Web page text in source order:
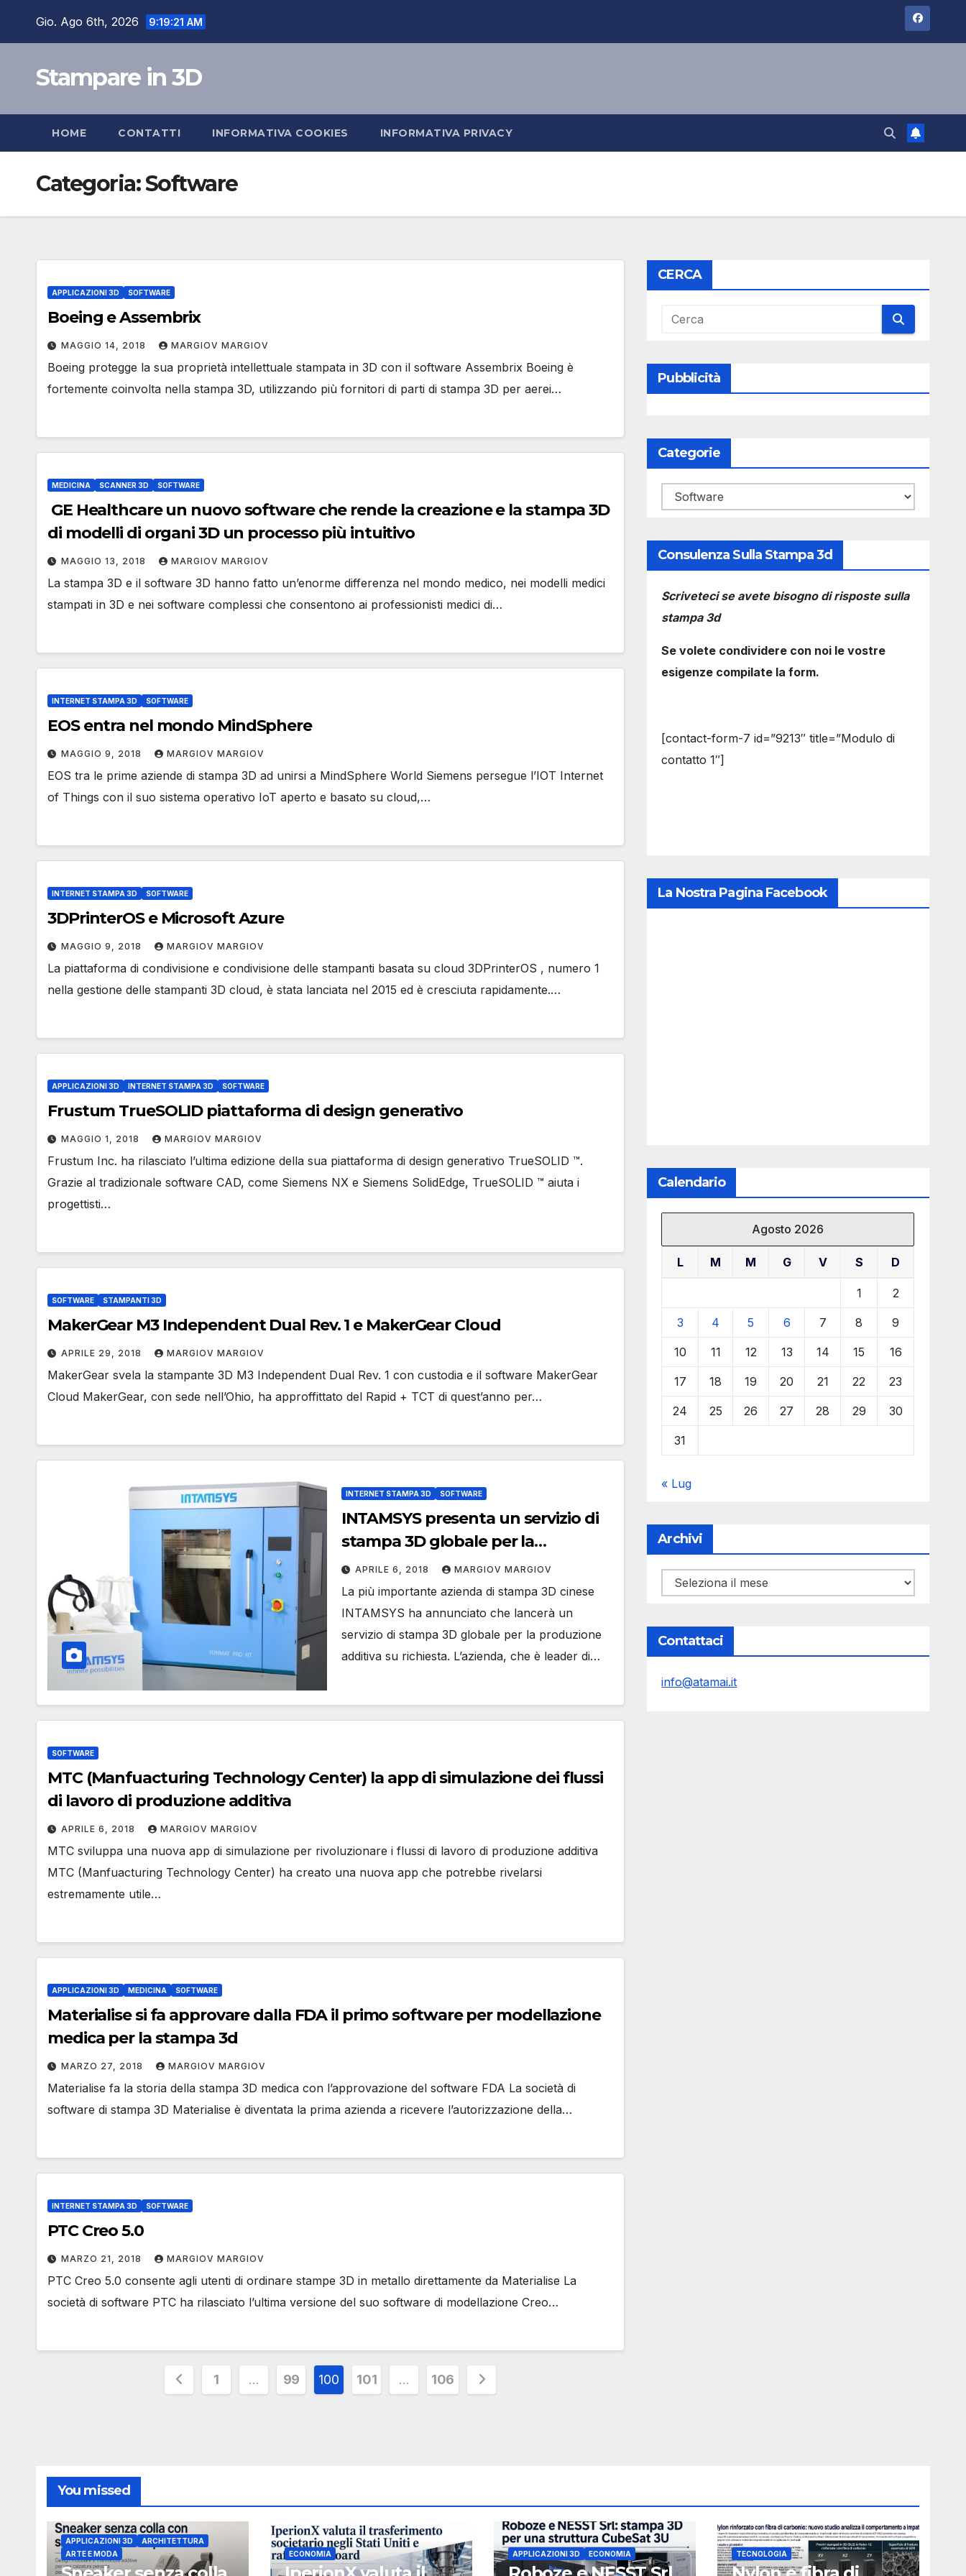
Gio. Ago 6th, 2026 9:19:22 AM
Stampare in 3D
HOME CONTATTI INFORMATIVA COOKIES INFORMATIVA PRIVACY
Categoria:Software
APPLICAZIONI 3D SOFTWARE
Boeing e Assembrix
MAGGIO 14, 2018 MARGIOV MARGIOV
Boeing protegge la sua proprietà intellettuale stampata in 3D con il software Assembrix Boeing è
fortemente coinvolta nella stampa 3D, utilizzando più fornitori di parti di stampa 3D per aerei…
MEDICINA SCANNER 3D SOFTWARE
GE Healthcare un nuovo software che rende la creazione e la stampa 3D
di modelli di organi 3D un processo più intuitivo
MAGGIO 13, 2018 MARGIOV MARGIOV
La stampa 3D e il software 3D hanno fatto un’enorme differenza nel mondo medico, nei modelli medici
stampati in 3D e nei software complessi che consentono ai professionisti medici di…
INTERNET STAMPA 3D SOFTWARE
EOS entra nel mondo MindSphere
MAGGIO 9, 2018 MARGIOV MARGIOV
EOS tra le prime aziende di stampa 3D ad unirsi a MindSphere World Siemens persegue l’IOT Internet
of Things con il suo sistema operativo IoT aperto e basato su cloud,…
INTERNET STAMPA 3D SOFTWARE
3DPrinterOS e Microsoft Azure
MAGGIO 9, 2018 MARGIOV MARGIOV
La piattaforma di condivisione e condivisione delle stampanti basata su cloud 3DPrinterOS , numero 1
nella gestione delle stampanti 3D cloud, è stata lanciata nel 2015 ed è cresciuta rapidamente.…
APPLICAZIONI 3D INTERNET STAMPA 3D SOFTWARE
Frustum TrueSOLID piattaforma di design generativo
MAGGIO 1, 2018 MARGIOV MARGIOV
Frustum Inc. ha rilasciato l’ultima edizione della sua piattaforma di design generativo TrueSOLID ™.
Grazie al tradizionale software CAD, come Siemens NX e Siemens SolidEdge, TrueSOLID ™ aiuta i
progettisti…
SOFTWARE STAMPANTI 3D
MakerGear M3 Independent Dual Rev. 1 e MakerGear Cloud
APRILE 29, 2018 MARGIOV MARGIOV
MakerGear svela la stampante 3D M3 Independent Dual Rev. 1 con custodia e il software MakerGear
Cloud MakerGear, con sede nell’Ohio, ha approffittato del Rapid + TCT di quest’anno per…
INTERNET STAMPA 3D SOFTWARE
INTAMSYS presenta un servizio di
stampa 3D globale per la
produzione additiva su richiesta
APRILE 6, 2018 MARGIOV MARGIOV
La più importante azienda di stampa 3D cinese
INTAMSYS ha annunciato che lancerà un
servizio di stampa 3D globale per la produzione
additiva su richiesta. L’azienda, che è leader di…
SOFTWARE
MTC (Manfuacturing Technology Center) la app di simulazione dei flussi
di lavoro di produzione additiva
APRILE 6, 2018 MARGIOV MARGIOV
MTC sviluppa una nuova app di simulazione per rivoluzionare i flussi di lavoro di produzione additiva
MTC (Manfuacturing Technology Center) ha creato una nuova app che potrebbe rivelarsi
estremamente utile…
APPLICAZIONI 3D MEDICINA SOFTWARE
Materialise si fa approvare dalla FDA il primo software per modellazione
medica per la stampa 3d
MARZO 27, 2018 MARGIOV MARGIOV
Materialise fa la storia della stampa 3D medica con l’approvazione del software FDA La società di
software di stampa 3D Materialise è diventata la prima azienda a ricevere l’autorizzazione della…
INTERNET STAMPA 3D SOFTWARE
PTC Creo 5.0
MARZO 21, 2018 MARGIOV MARGIOV
PTC Creo 5.0 consente agli utenti di ordinare stampe 3D in metallo direttamente da Materialise La
società di software PTC ha rilasciato l’ultima versione del suo software di modellazione Creo…
Paginazione
1 … 99 100 101 … 106
CERCA
Pubblicità
Categorie
Categorie
Consulenza Sulla Stampa 3d
Scriveteci se avete bisogno di risposte sulla
stampa 3d
Se volete condividere con noi le vostre
esigenze compilate la form.
[contact-form-7 id=”9213″ title=”Modulo di
contatto 1″]
La Nostra Pagina Facebook
Calendario
Agosto 2026
L M M G V S D
1 2
3 4 5 6 7 8 9
10 11 12 13 14 15 16
17 18 19 20 21 22 23
24 25 26 27 28 29 30
31
« Lug
Archivi
Archivi
Contattaci
info@atamai.it
You missed
APPLICAZIONI 3D
ARCHITETTURA
ARTE E MODA
ECONOMIA APPLICAZIONI 3D ECONOMIA TECNOLOGIA